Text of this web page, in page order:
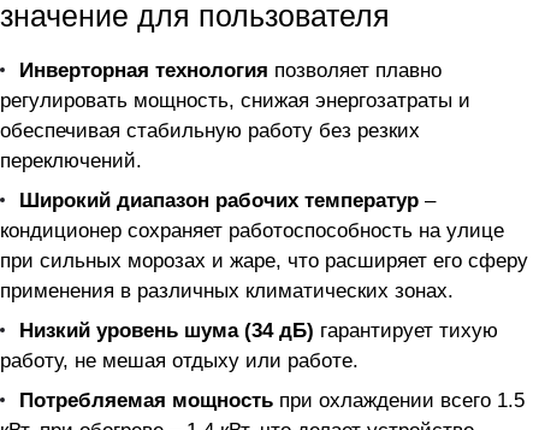
значение для пользователя
Инверторная технология позволяет плавно
регулировать мощность, снижая энергозатраты и
обеспечивая стабильную работу без резких
переключений.
Широкий диапазон рабочих температур –
кондиционер сохраняет работоспособность на улице
при сильных морозах и жаре, что расширяет его сферу
применения в различных климатических зонах.
Низкий уровень шума (34 дБ) гарантирует тихую
работу, не мешая отдыху или работе.
Потребляемая мощность при охлаждении всего 1.5